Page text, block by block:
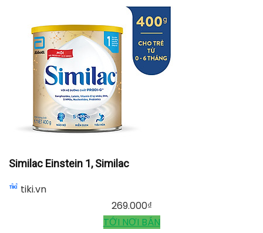
Similac Einstein 1, Similac
tiki.vn
269.000₫
TỚI NƠI BÁN